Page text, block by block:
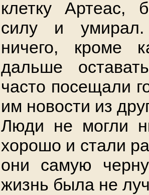
клетку Артеас,
силу и умирал.
ничего, кроме
дальше
часто посещали
им новости из
Люди не могли
хорошо и стали
они самую
жизнь была не